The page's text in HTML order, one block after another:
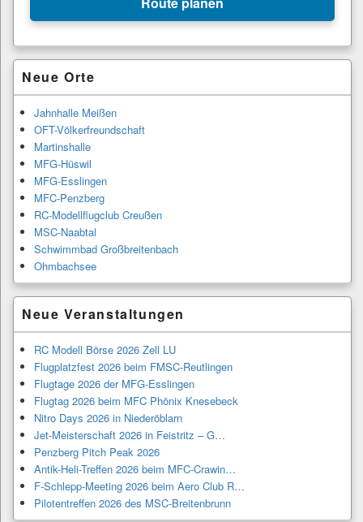
Primärer
Seitenleisten-
Widgetbereich
Neue Orte
Jahnhalle Meißen
OFT-Völkerfreundschaft
Martinshalle
MFG-Hüswil
MFG-Esslingen
MFC-Penzberg
RC-Modellflugclub Creußen
MSC-Naabtal
Schwimmbad Großbreitenbach
Ohmbachsee
Neue Veranstaltungen
RC Modell Börse 2026 Zell LU
Flugplatzfest 2026 beim FMSC-Reutlingen
Flugtage 2026 der MFG-Esslingen
Flugtag 2026 beim MFC Phönix Knesebeck
Nitro Days 2026 in Niederöblarn
Jet-Meisterschaft 2026 in Feistritz – G…
Penzberg Pitch Peak 2026
Antik-Heli-Treffen 2026 beim MFC-Crawin…
F-Schlepp-Meeting 2026 beim Aero Club R…
Pilotentreffen 2026 des MSC-Breitenbrunn